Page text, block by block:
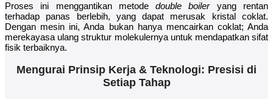
Proses ini menggantikan metodedouble boileryang rentan
terhadap panas berlebih, yang dapat merusak kristal coklat.
Dengan mesin ini, Anda bukan hanya mencairkan coklat; Anda
merekayasa ulang struktur molekulernya untuk mendapatkan sifat
fisik terbaiknya.
Mengurai Prinsip Kerja & Teknologi: Presisi di
Setiap Tahap